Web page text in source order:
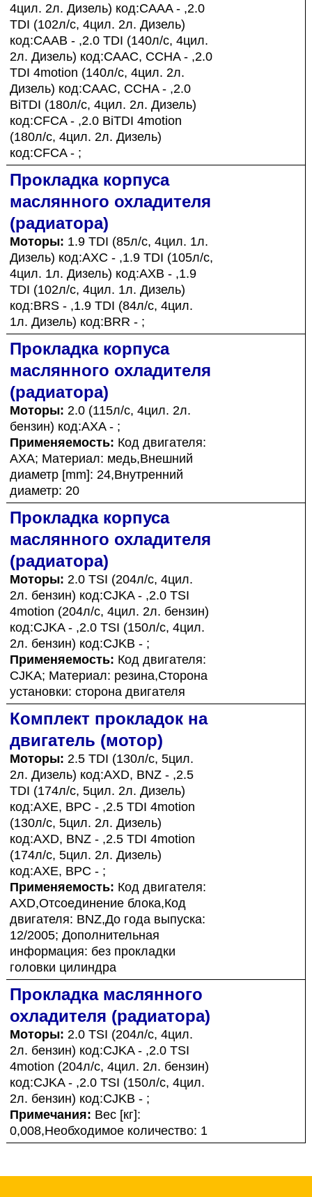
4цил. 2л. Дизель) код:CAAA - ,2.0
TDI (102л/с, 4цил. 2л. Дизель)
код:CAAB - ,2.0 TDI (140л/с, 4цил.
2л. Дизель) код:CAAC, CCHA - ,2.0
TDI 4motion (140л/с, 4цил. 2л.
Дизель) код:CAAC, CCHA - ,2.0
BiTDI (180л/с, 4цил. 2л. Дизель)
код:CFCA - ,2.0 BiTDI 4motion
(180л/с, 4цил. 2л. Дизель)
код:CFCA - ;
Прокладка корпуса
маслянного охладителя
(радиатора)
Моторы: 1.9 TDI (85л/с, 4цил. 1л.
Дизель) код:AXC - ,1.9 TDI (105л/с,
4цил. 1л. Дизель) код:AXB - ,1.9
TDI (102л/с, 4цил. 1л. Дизель)
код:BRS - ,1.9 TDI (84л/с, 4цил.
1л. Дизель) код:BRR - ;
Прокладка корпуса
маслянного охладителя
(радиатора)
Моторы: 2.0 (115л/с, 4цил. 2л.
бензин) код:AXA - ;
Применяемость: Код двигателя:
AXA; Материал: медь,Внешний
диаметр [mm]: 24,Внутренний
диаметр: 20
Прокладка корпуса
маслянного охладителя
(радиатора)
Моторы: 2.0 TSI (204л/с, 4цил.
2л. бензин) код:CJKA - ,2.0 TSI
4motion (204л/с, 4цил. 2л. бензин)
код:CJKA - ,2.0 TSI (150л/с, 4цил.
2л. бензин) код:CJKB - ;
Применяемость: Код двигателя:
CJKA; Материал: резина,Сторона
установки: сторона двигателя
Комплект прокладок на
двигатель (мотор)
Моторы: 2.5 TDI (130л/с, 5цил.
2л. Дизель) код:AXD, BNZ - ,2.5
TDI (174л/с, 5цил. 2л. Дизель)
код:AXE, BPC - ,2.5 TDI 4motion
(130л/с, 5цил. 2л. Дизель)
код:AXD, BNZ - ,2.5 TDI 4motion
(174л/с, 5цил. 2л. Дизель)
код:AXE, BPC - ;
Применяемость: Код двигателя:
AXD,Отсоединение блока,Код
двигателя: BNZ,До года выпуска:
12/2005; Дополнительная
информация: без прокладки
головки цилиндра
Прокладка маслянного
охладителя (радиатора)
Моторы: 2.0 TSI (204л/с, 4цил.
2л. бензин) код:CJKA - ,2.0 TSI
4motion (204л/с, 4цил. 2л. бензин)
код:CJKA - ,2.0 TSI (150л/с, 4цил.
2л. бензин) код:CJKB - ;
Примечания: Вес [кг]:
0,008,Необходимое количество: 1